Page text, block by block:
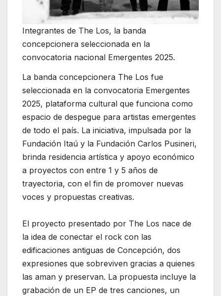
Integrantes de The Los, la banda
concepcionera seleccionada en la
convocatoria nacional Emergentes 2025.
La banda concepcionera The Los fue
seleccionada en la convocatoria Emergentes
2025, plataforma cultural que funciona como
espacio de despegue para artistas emergentes
de todo el país. La iniciativa, impulsada por la
Fundación Itaú y la Fundación Carlos Pusineri,
brinda residencia artística y apoyo económico
a proyectos con entre 1 y 5 años de
trayectoria, con el fin de promover nuevas
voces y propuestas creativas.
El proyecto presentado por The Los nace de
la idea de conectar el rock con las
edificaciones antiguas de Concepción, dos
expresiones que sobreviven gracias a quienes
las aman y preservan. La propuesta incluye la
grabación de un EP de tres canciones, un